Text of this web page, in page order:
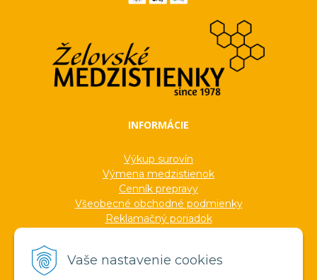
Vaše nastavenie cookies
INFORMÁCIE
Výkup surovín
Výmena medzistienok
Cenník prepravy
Všeobecné obchodné podmienky
Reklamačný poriadok
Formuláre